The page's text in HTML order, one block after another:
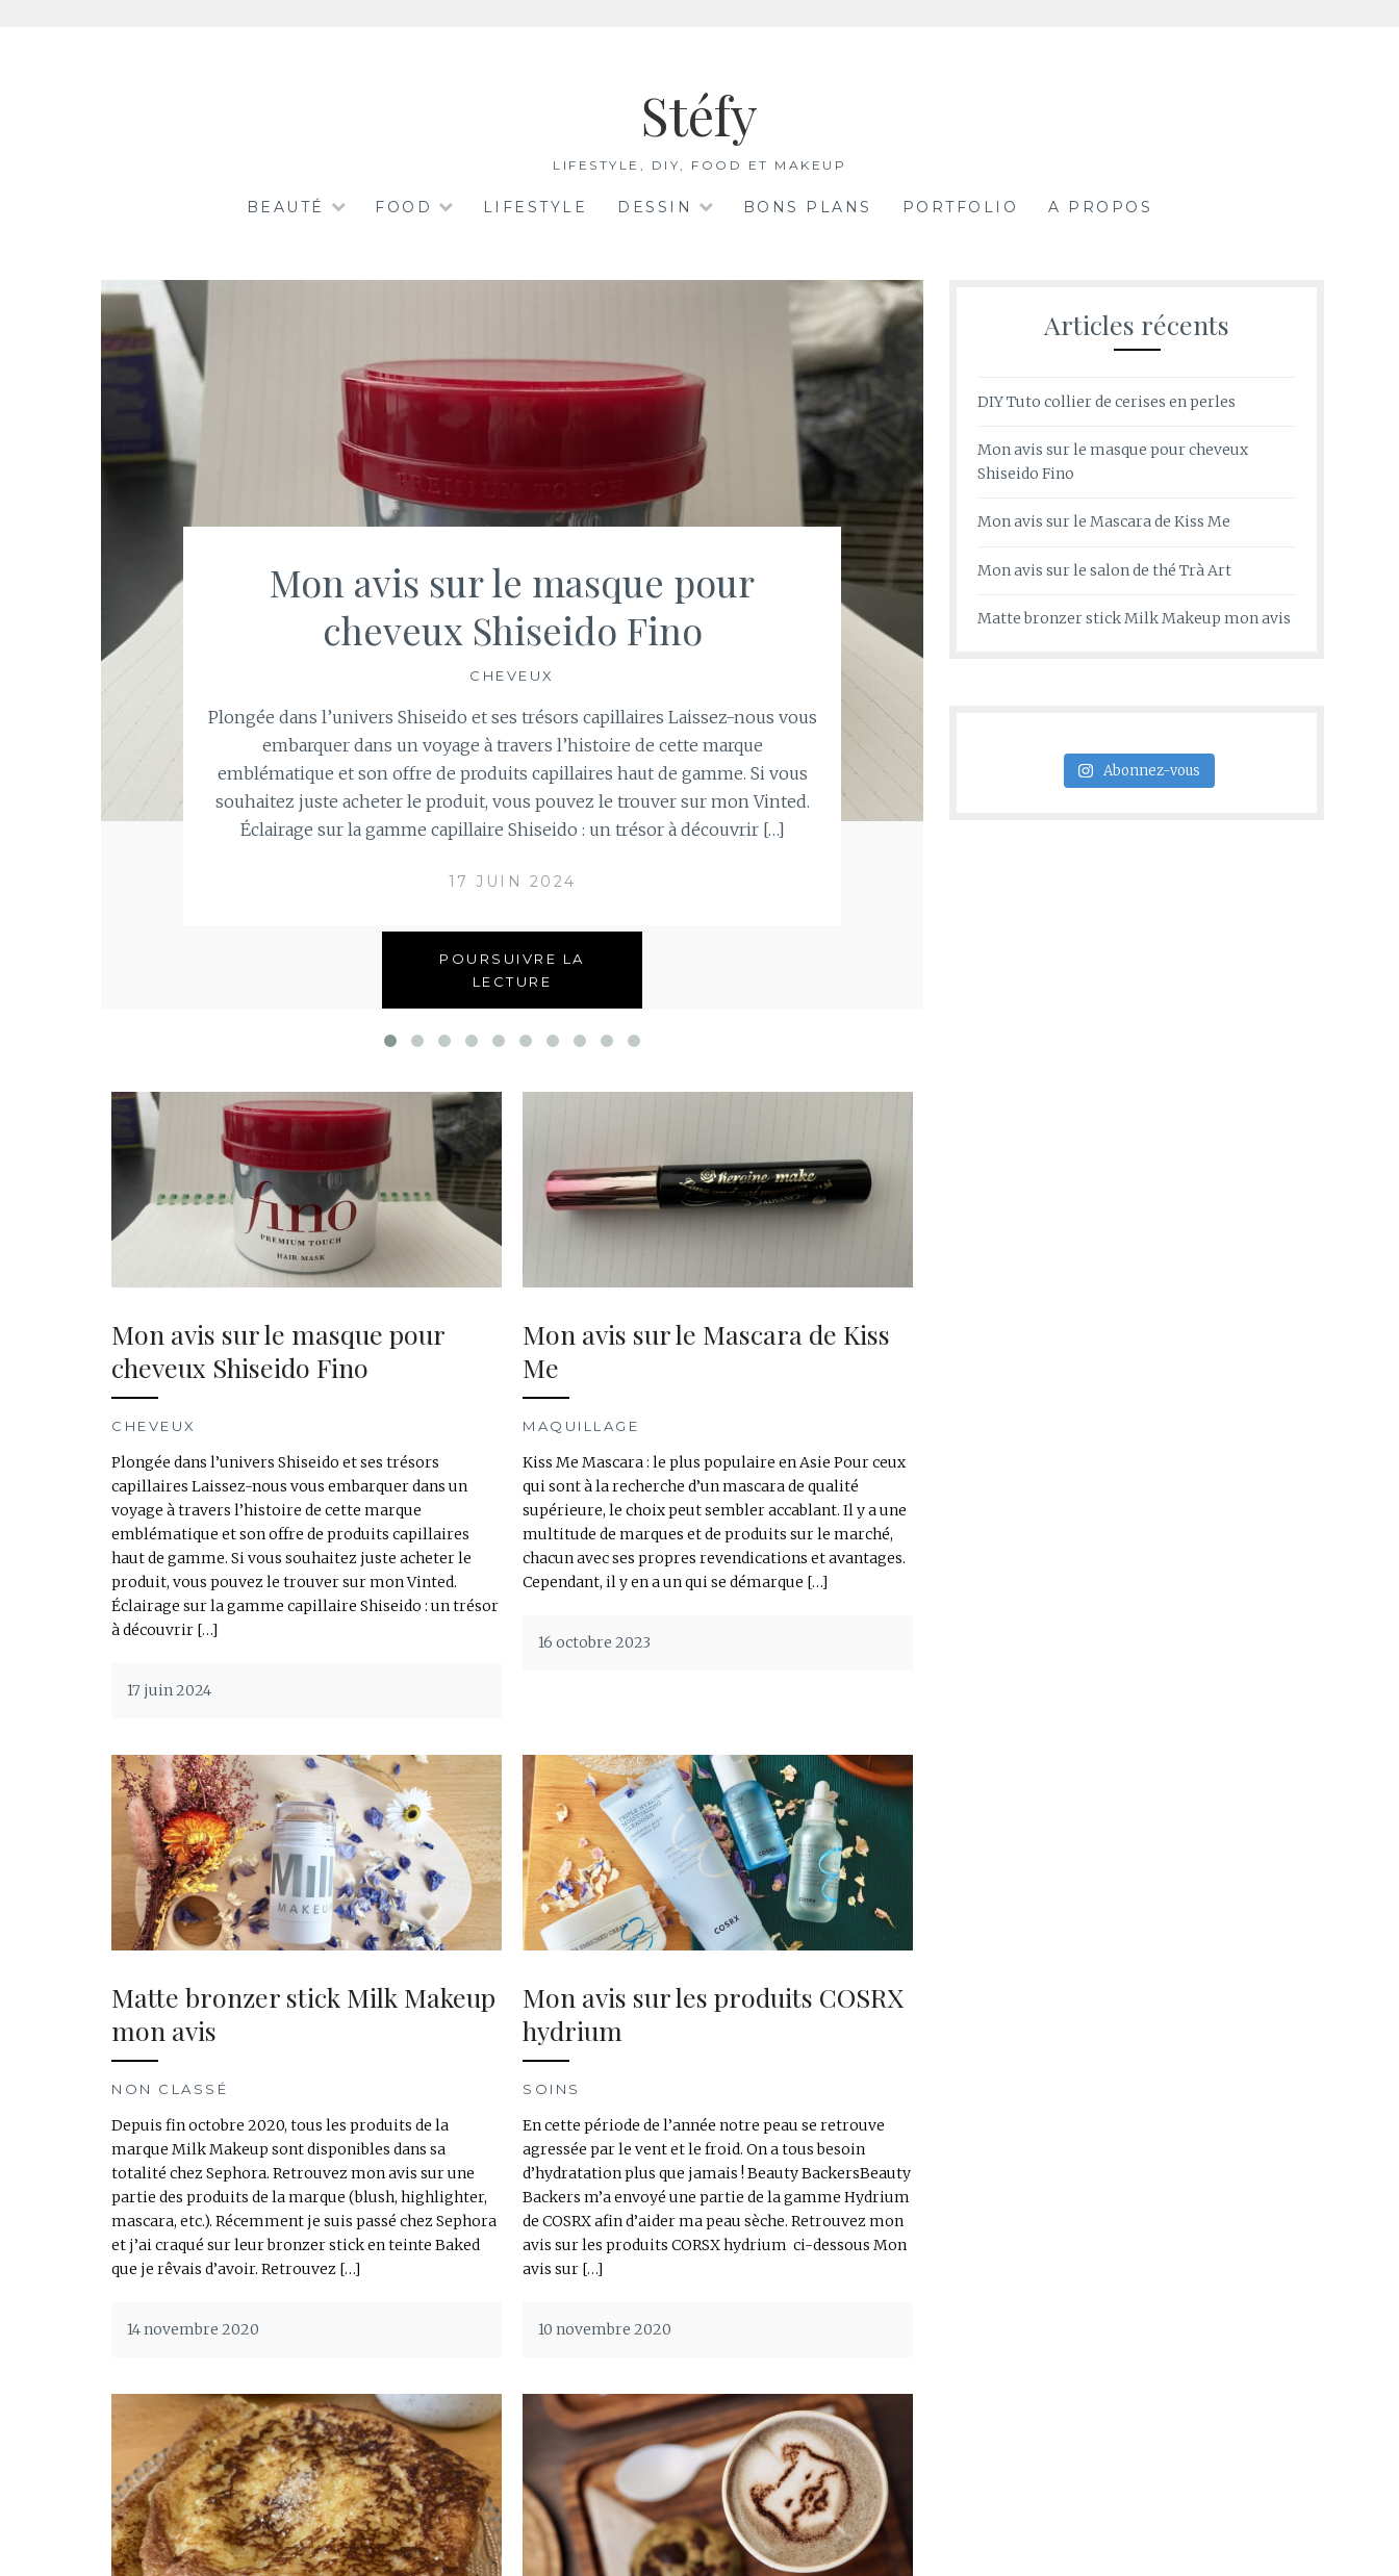
Stéfy
LIFESTYLE, DIY, FOOD ET MAKEUP
BEAUTÉ FOOD LIFESTYLE DESSIN BONS PLANS PORTFOLIO A PROPOS
Mon avis sur le masque pour
cheveux Shiseido Fino
CHEVEUX
Plongée dans l’univers Shiseido et ses trésors capillaires Laissez-nous vous
embarquer dans un voyage à travers l’histoire de cette marque
emblématique et son offre de produits capillaires haut de gamme. Si vous
souhaitez juste acheter le produit, vous pouvez le trouver sur mon Vinted.
Éclairage sur la gamme capillaire Shiseido : un trésor à découvrir […]
17 JUIN 2024
POURSUIVRE LA
LECTURE
Mon avis sur le
une multitude de marques et de produits
Mon avis sur le masque pour
cheveux Shiseido Fino
CHEVEUX
Plongée dans l’univers Shiseido et ses trésors
capillaires Laissez-nous vous embarquer dans un
voyage à travers l’histoire de cette marque
emblématique et son offre de produits capillaires
haut de gamme. Si vous souhaitez juste acheter le
produit, vous pouvez le trouver sur mon Vinted.
Éclairage sur la gamme capillaire Shiseido : un trésor
à découvrir […]
17 juin 2024
Mon avis sur le Mascara de Kiss
Me
MAQUILLAGE
Kiss Me Mascara : le plus populaire en Asie Pour ceux
qui sont à la recherche d’un mascara de qualité
supérieure, le choix peut sembler accablant. Il y a une
multitude de marques et de produits sur le marché,
chacun avec ses propres revendications et avantages.
Cependant, il y en a un qui se démarque […]
16 octobre 2023
Matte bronzer stick Milk Makeup
mon avis
NON CLASSÉ
Depuis fin octobre 2020, tous les produits de la
marque Milk Makeup sont disponibles dans sa
totalité chez Sephora. Retrouvez mon avis sur une
partie des produits de la marque (blush, highlighter,
mascara, etc.). Récemment je suis passé chez Sephora
et j’ai craqué sur leur bronzer stick en teinte Baked
que je rêvais d’avoir. Retrouvez […]
14 novembre 2020
Mon avis sur les produits COSRX
hydrium
SOINS
En cette période de l’année notre peau se retrouve
agressée par le vent et le froid. On a tous besoin
d’hydratation plus que jamais ! Beauty BackersBeauty
Backers m’a envoyé une partie de la gamme Hydrium
de COSRX afin d’aider ma peau sèche. Retrouvez mon
avis sur les produits CORSX hydrium ci-dessous Mon
avis sur […]
10 novembre 2020
Articles récents
DIY Tuto collier de cerises en perles
Mon avis sur le masque pour cheveux
Shiseido Fino
Mon avis sur le Mascara de Kiss Me
Mon avis sur le salon de thé Trà Art
Matte bronzer stick Milk Makeup mon avis
Abonnez-vous